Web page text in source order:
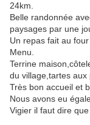
24km.
Belle randonnée
paysages par une
Un repas fait au
Menu.
Terrine
du village,tartes aux
Très bon accueil et
Nous avons eu
Vigier il faut dire